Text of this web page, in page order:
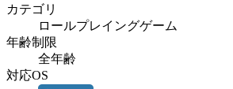
カテゴリ
ロールプレイングゲーム
年齢制限
全年齢
対応OS